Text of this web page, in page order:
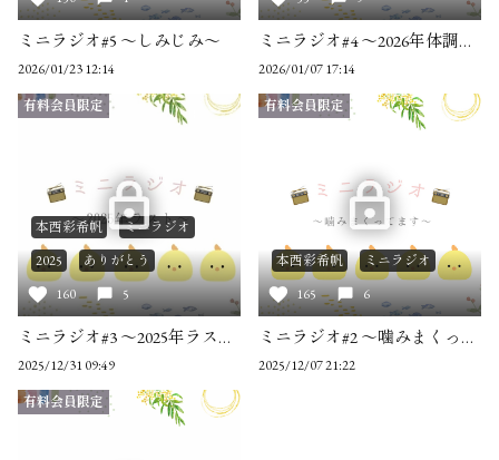
ミニラジオ#5 ～しみじみ～
2026/01/23 12:14
ミニラジオ#4 ～2026年体調管理～
2026/01/07 17:14
有料会員限定
本西彩希帆
ミニラジオ
2025
ありがとう
160
5
ミニラジオ#3 ～2025年ラスト～
2025/12/31 09:49
有料会員限定
本西彩希帆
ミニラジオ
165
6
ミニラジオ#2 ～噛みまくってます～
2025/12/07 21:22
有料会員限定